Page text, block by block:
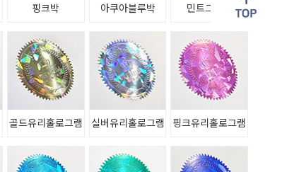
핑크박 아쿠아블루박 민트그린박
골드유리홀로그램 실버유리홀로그램 핑크유리홀로그램